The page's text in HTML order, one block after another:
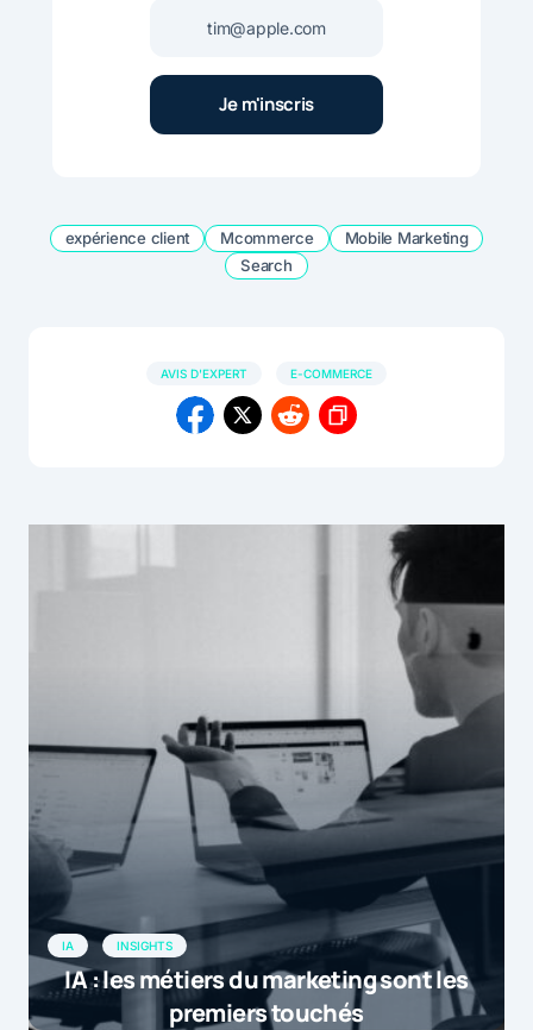
expérience client Mcommerce
Mobile Marketing
Search
AVIS D'EXPERT E-COMMERCE
IA INSIGHTS
IA : les métiers du marketing sont les
premiers touchés